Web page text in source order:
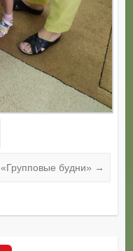
«Групповые будни» →